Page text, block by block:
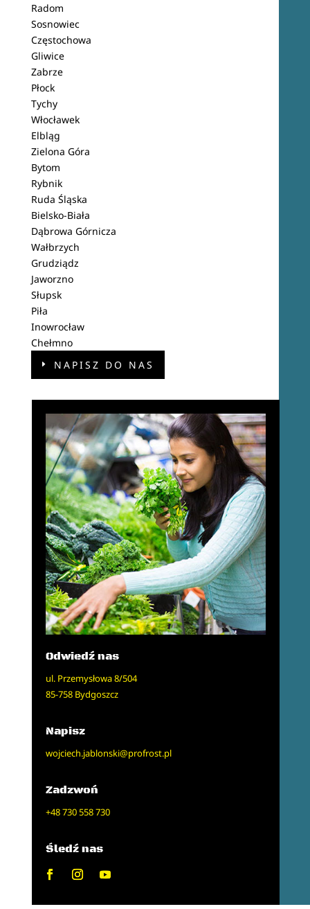
Radom
Sosnowiec
Częstochowa
Gliwice
Zabrze
Płock
Tychy
Włocławek
Elbląg
Zielona Góra
Bytom
Rybnik
Ruda Śląska
Bielsko-Biała
Dąbrowa Górnicza
Wałbrzych
Grudziądz
Jaworzno
Słupsk
Piła
Inowrocław
Chełmno
NAPISZ DO NAS
Odwiedź nas
ul. Przemysłowa 8/504
85-758 Bydgoszcz
Napisz
wojciech.jablonski@profrost.pl
Zadzwoń
+48 730 558 730
Śledź nas